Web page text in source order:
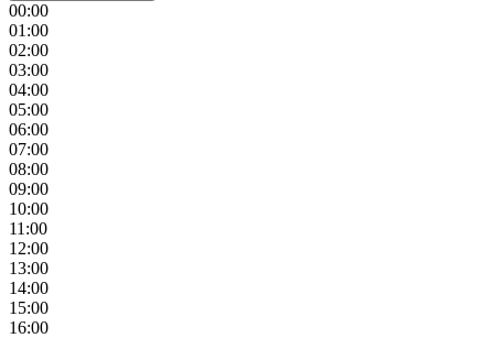
00:00
01:00
02:00
03:00
04:00
05:00
06:00
07:00
08:00
09:00
10:00
11:00
12:00
13:00
14:00
15:00
16:00